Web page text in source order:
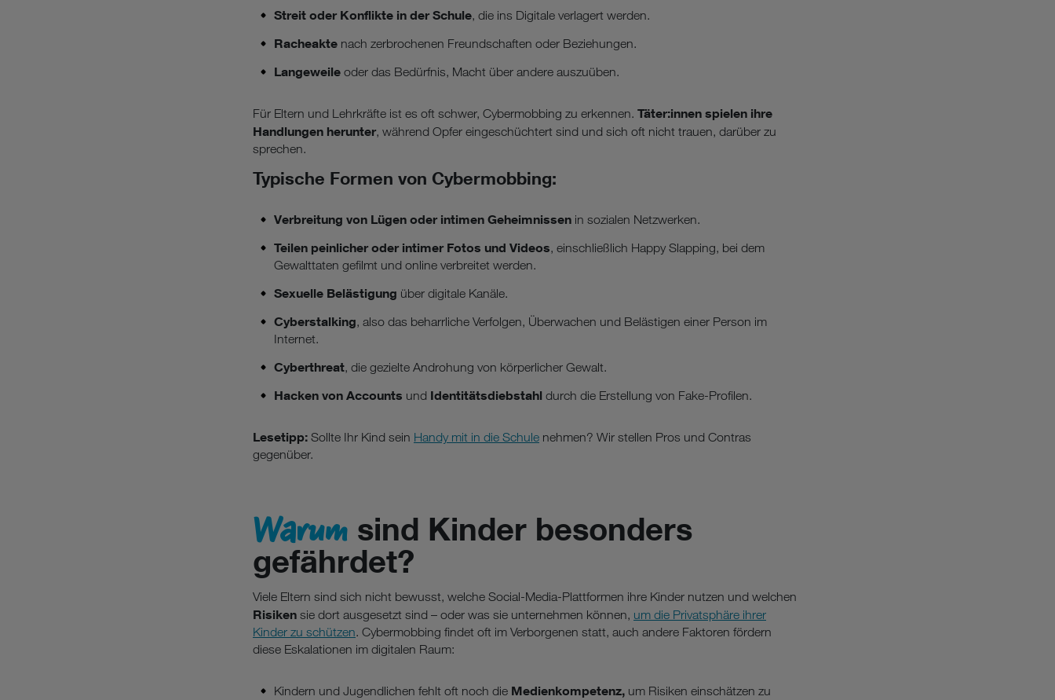
Streit oder Konflikte in der Schule, die ins Digitale verlagert werden.
Racheakte nach zerbrochenen Freundschaften oder Beziehungen.
Langeweile oder das Bedürfnis, Macht über andere auszuüben.
Für Eltern und Lehrkräfte ist es oft schwer, Cybermobbing zu erkennen. Täter:innen spielen ihre
Handlungen herunter, während Opfer eingeschüchtert sind und sich oft nicht trauen, darüber zu
sprechen.
Typische Formen von Cybermobbing:
Verbreitung von Lügen oder intimen Geheimnissen in sozialen Netzwerken.
Teilen peinlicher oder intimer Fotos und Videos, einschließlich Happy Slapping, bei dem
Gewalttaten gefilmt und online verbreitet werden.
Sexuelle Belästigung über digitale Kanäle.
Cyberstalking, also das beharrliche Verfolgen, Überwachen und Belästigen einer Person im
Internet.
Cyberthreat, die gezielte Androhung von körperlicher Gewalt.
Hacken von Accounts und Identitätsdiebstahl durch die Erstellung von Fake-Profilen.
Lesetipp: Sollte Ihr Kind sein Handy mit in die Schule nehmen? Wir stellen Pros und Contras
gegenüber.
Warum sind Kinder besonders
gefährdet?
Viele Eltern sind sich nicht bewusst, welche Social-Media-Plattformen ihre Kinder nutzen und welchen
Risiken sie dort ausgesetzt sind – oder was sie unternehmen können, um die Privatsphäre ihrer
Kinder zu schützen. Cybermobbing findet oft im Verborgenen statt, auch andere Faktoren fördern
diese Eskalationen im digitalen Raum:
Kindern und Jugendlichen fehlt oft noch die Medienkompetenz, um Risiken einschätzen zu